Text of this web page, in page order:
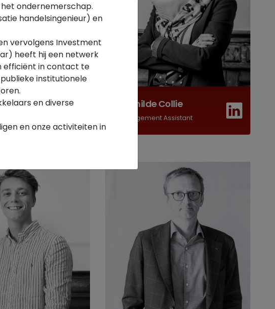
Mathilde Collie
Management Assistant
het ondernemerschap.
handelsingenieur) en
vervolgens Investment
heeft hij een netwerk
efficiënt in contact te
institutionele
en diverse
en onze activiteiten in